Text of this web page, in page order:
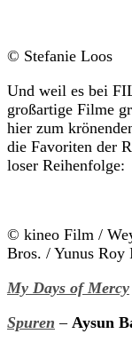
© Stefanie Loos
Und weil es bei
großartige Filme
hier zum
die Favoriten der
loser Reihenfolge:
© kineo Film /
Bros. / Yunus Roy
My Days of Mercy
Spuren – Aysun